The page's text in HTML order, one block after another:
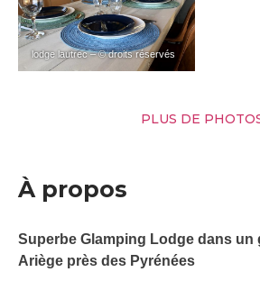
lodge lautrec – © droits réservés
PLUS DE
À propos
Superbe Glamping Lodge dans un
Ariège près des Pyrénées